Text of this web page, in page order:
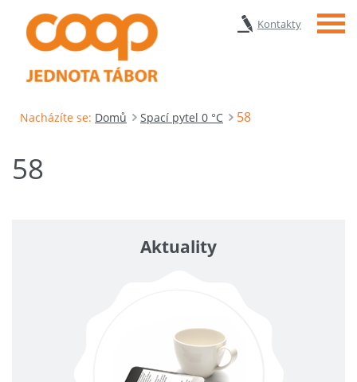
Kontakty Menu
Nacházíte se: Domů Spací pytel 0 °C 58
58
Aktuality